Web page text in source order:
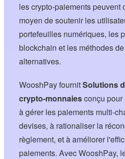
les crypto-paiements peuvent
moyen de soutenir les
portefeuilles numériques, les
blockchain et les méthodes
alternatives.
WooshPay fournitSolutions
crypto-monnaiesconçu
à gérer les paiements multi-
devises, à rationaliser la
règlement, et à améliorer
paiements. Avec WooshPay,